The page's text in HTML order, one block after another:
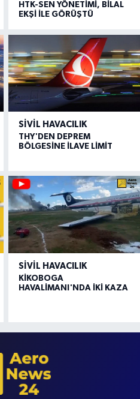
HTK-SEN YÖNETİMİ, BİLAL
EKŞİ İLE GÖRÜŞTÜ
SIVIL HAVACILIK
THY'DEN DEPREM
BÖLGESİNE İLAVE LİMİT
SIVIL HAVACILIK
KİKOBOGA
HAVALİMANI'NDA İKİ KAZA